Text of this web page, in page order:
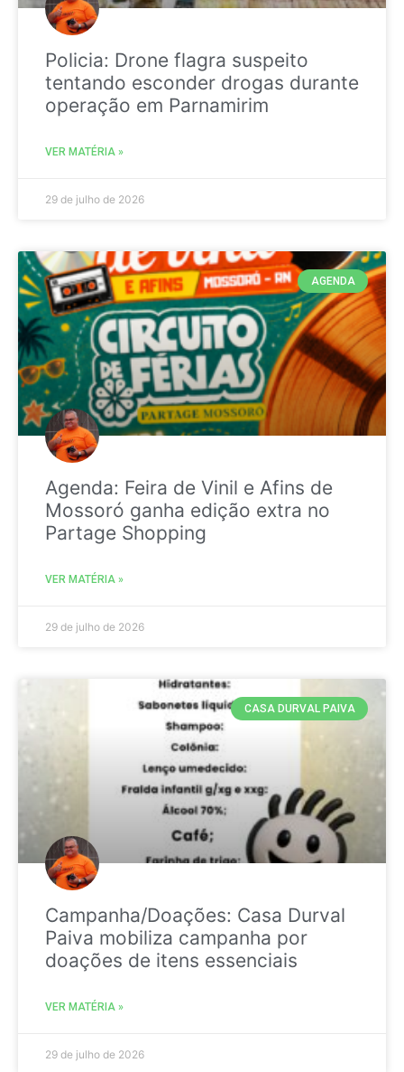
Policia: Drone flagra suspeito
tentando esconder drogas durante
operação em Parnamirim
VER MATÉRIA »
29 de julho de 2026
AGENDA
Agenda: Feira de Vinil e Afins de
Mossoró ganha edição extra no
Partage Shopping
VER MATÉRIA »
29 de julho de 2026
CASA DURVAL PAIVA
Campanha/Doações: Casa Durval
Paiva mobiliza campanha por
doações de itens essenciais
VER MATÉRIA »
29 de julho de 2026